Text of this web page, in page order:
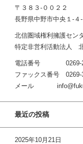
〒３８３‐００２２
長野県中野市中央１‐
北信圏域権利擁護セン
特定非営利活動法人
電話番号 0269-
ファックス番号 0269-
メール
最近の投稿
2025年10月21日